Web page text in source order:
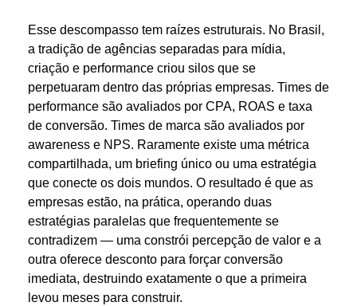
Esse descompasso tem raízes estruturais. No Brasil,
a tradição de agências separadas para mídia,
criação e performance criou silos que se
perpetuaram dentro das próprias empresas. Times de
performance são avaliados por CPA, ROAS e taxa
de conversão. Times de marca são avaliados por
awareness e NPS. Raramente existe uma métrica
compartilhada, um briefing único ou uma estratégia
que conecte os dois mundos. O resultado é que as
empresas estão, na prática, operando duas
estratégias paralelas que frequentemente se
contradizem — uma constrói percepção de valor e a
outra oferece desconto para forçar conversão
imediata, destruindo exatamente o que a primeira
levou meses para construir.